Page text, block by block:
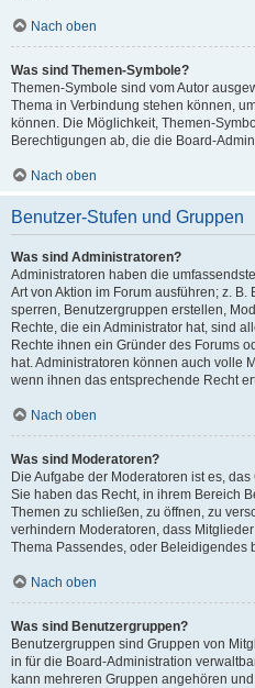
Nach oben
Was sind Themen-Symbole?
Themen-Symbole sind vom Autor
Thema in Verbindung stehen können,
können. Die Möglichkeit, Themen-
Berechtigungen ab, die die Board-
Nach oben
Benutzer-Stufen und Gruppen
Was sind Administratoren?
Administratoren haben die
Art von Aktion im Forum ausführen; z.
sperren, Benutzergruppen erstellen,
Rechte, die ein Administrator hat, sind
Rechte ihnen ein Gründer des Forums
hat. Administratoren können auch volle
wenn ihnen das entsprechende Recht
Nach oben
Was sind Moderatoren?
Die Aufgabe der Moderatoren ist es,
Sie haben das Recht, in ihrem Bereich
Themen zu schließen, zu öffnen, zu
verhindern Moderatoren, dass Mitglieder
Thema Passendes, oder Beleidigendes
Nach oben
Was sind Benutzergruppen?
Benutzergruppen sind Gruppen von
in für die Board-Administration
kann mehreren Gruppen angehören